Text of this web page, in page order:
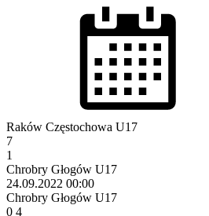
Raków Częstochowa U17
7
1
Chrobry Głogów U17
24.09.2022 00:00
Chrobry Głogów U17
0 4